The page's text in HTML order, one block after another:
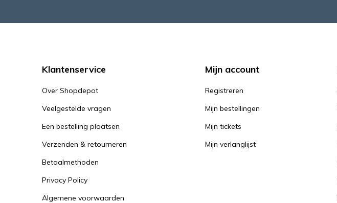
Klantenservice
Over Shopdepot
Veelgestelde vragen
Een bestelling plaatsen
Verzenden & retourneren
Betaalmethoden
Privacy Policy
Algemene voorwaarden
Mijn account
Registreren
Mijn bestellingen
Mijn tickets
Mijn verlanglijst